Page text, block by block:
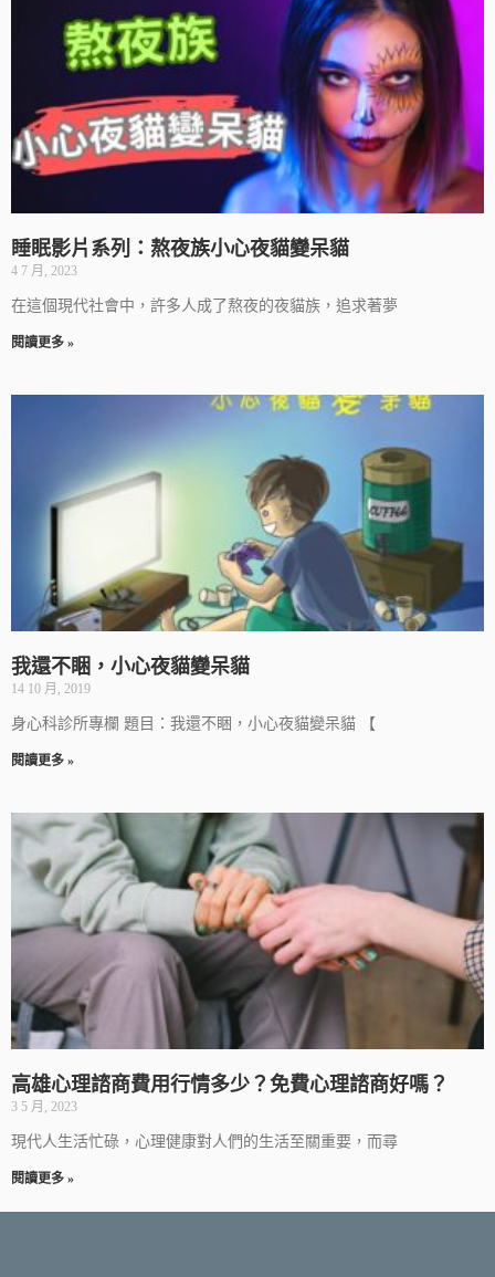
睡眠影片系列：熬夜族小心夜貓變呆貓
4 7 月, 2023
在這個現代社會中，許多人成了熬夜的夜貓族，追求著夢
閱讀更多 »
我還不睏，小心夜貓變呆貓
14 10 月, 2019
身心科診所專欄 題目：我還不睏，小心夜貓變呆貓 【
閱讀更多 »
高雄心理諮商費用行情多少？免費心理諮商好嗎？
3 5 月, 2023
現代人生活忙碌，心理健康對人們的生活至關重要，而尋
閱讀更多 »